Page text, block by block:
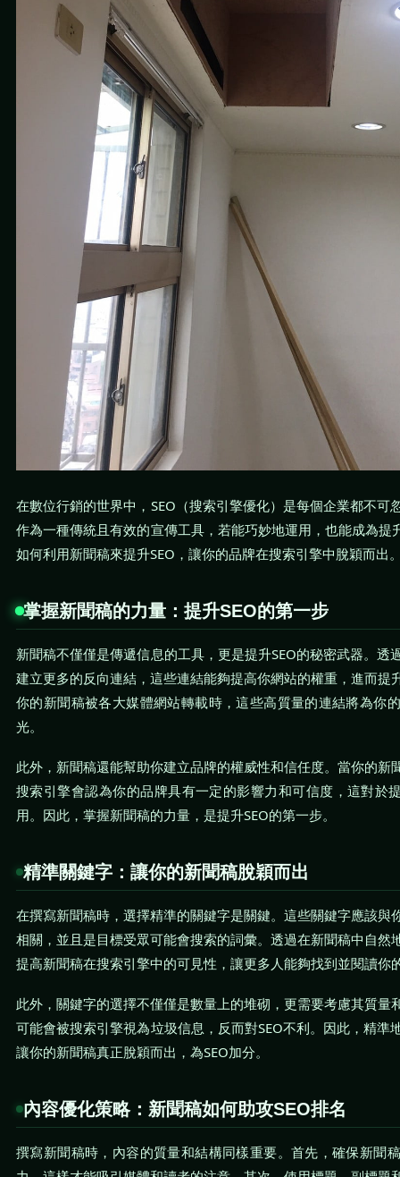
在數位行銷的世界中，SEO（搜索引擎優化）是每個企業都不可
作為一種傳統且有效的宣傳工具，若能巧妙地運用，也能成為提
如何利用新聞稿來提升SEO，讓你的品牌在搜索引擎中脫穎而出
掌握新聞稿的力量：提升SEO的第一步
新聞稿不僅僅是傳遞信息的工具，更是提升SEO的秘密武器。透
建立更多的反向連結，這些連結能夠提高你網站的權重，進而提
你的新聞稿被各大媒體網站轉載時，這些高質量的連結將為你
光。
此外，新聞稿還能幫助你建立品牌的權威性和信任度。當你的新
搜索引擎會認為你的品牌具有一定的影響力和可信度，這對於
用。因此，掌握新聞稿的力量，是提升SEO的第一步。
精準關鍵字：讓你的新聞稿脫穎而出
在撰寫新聞稿時，選擇精準的關鍵字是關鍵。這些關鍵字應該與
相關，並且是目標受眾可能會搜索的詞彙。透過在新聞稿中自然
提高新聞稿在搜索引擎中的可見性，讓更多人能夠找到並閱讀你
此外，關鍵字的選擇不僅僅是數量上的堆砌，更需要考慮其質量
可能會被搜索引擎視為垃圾信息，反而對SEO不利。因此，精準
讓你的新聞稿真正脫穎而出，為SEO加分。
內容優化策略：新聞稿如何助攻SEO排名
撰寫新聞稿時，內容的質量和結構同樣重要。首先，確保新聞